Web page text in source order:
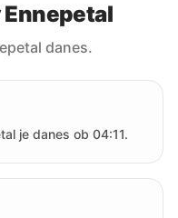
Ennepetal
danes.
je danes ob 04:11.